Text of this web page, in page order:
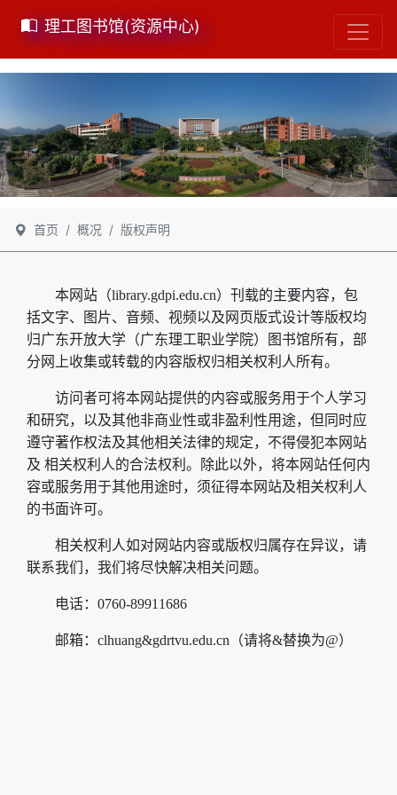
理工图书馆(资源中心)
首页 概况 版权声明
本网站（library.gdpi.edu.cn）刊载的主要内容，包
括文字、图片、音频、视频以及网页版式设计等版权均
归广东开放大学（广东理工职业学院）图书馆所有，部
分网上收集或转载的内容版权归相关权利人所有。
访问者可将本网站提供的内容或服务用于个人学习
和研究，以及其他非商业性或非盈利性用途，但同时应
遵守著作权法及其他相关法律的规定，不得侵犯本网站
及 相关权利人的合法权利。除此以外，将本网站任何内
容或服务用于其他用途时，须征得本网站及相关权利人
的书面许可。
相关权利人如对网站内容或版权归属存在异议，请
联系我们，我们将尽快解决相关问题。
电话：0760-89911686
邮箱：clhuang&gdrtvu.edu.cn（请将&替换为@）